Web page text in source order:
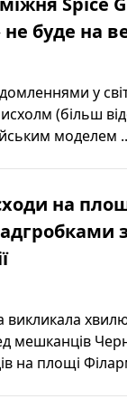
буде на
у
(більш
моделем
на
викликала
мешканців
на площі